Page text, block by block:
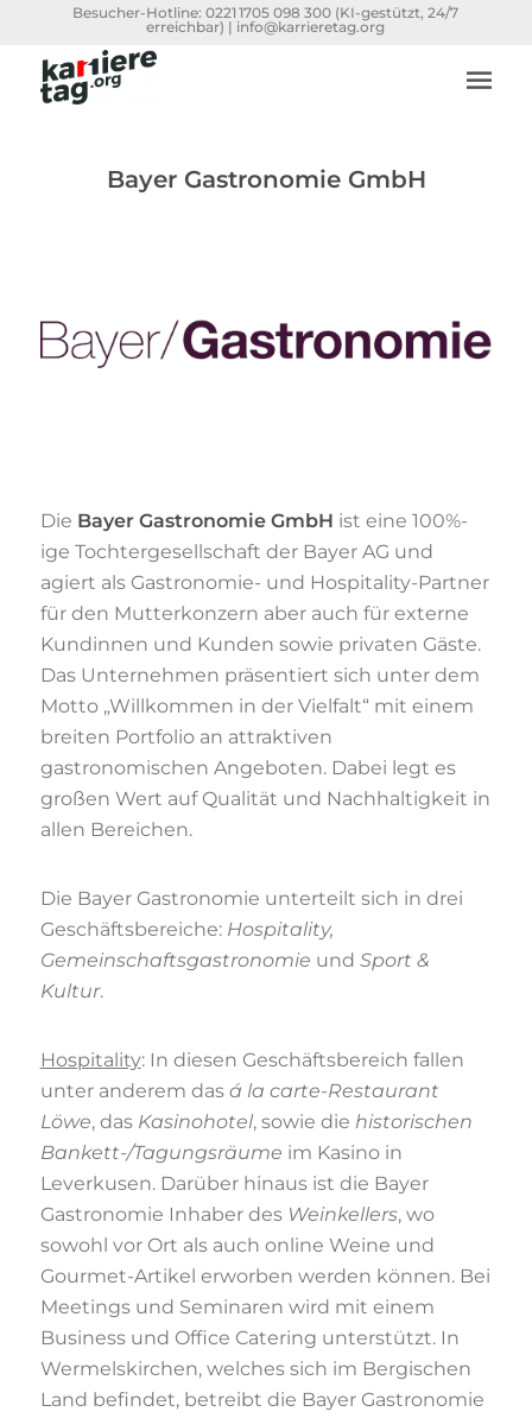
Besucher-Hotline:0221 1705 098 300 (KI-gestützt, 24/7
erreichbar) | info@karrieretag.org
Bayer Gastronomie GmbH
Die Bayer Gastronomie GmbH ist eine 100%-
ige Tochtergesellschaft der Bayer AG und
agiert als Gastronomie- und Hospitality-Partner
für den Mutterkonzern aber auch für externe
Kundinnen und Kunden sowie privaten Gäste.
Das Unternehmen präsentiert sich unter dem
Motto „Willkommen in der Vielfalt“ mit einem
breiten Portfolio an attraktiven
gastronomischen Angeboten. Dabei legt es
großen Wert auf Qualität und Nachhaltigkeit in
allen Bereichen.
Die Bayer Gastronomie unterteilt sich in drei
Geschäftsbereiche: Hospitality,
Gemeinschaftsgastronomie und Sport &
Kultur.
Hospitality: In diesen Geschäftsbereich fallen
unter anderem das á la carte-Restaurant
Löwe, das Kasinohotel, sowie die historischen
Bankett-/Tagungsräume im Kasino in
Leverkusen. Darüber hinaus ist die Bayer
Gastronomie Inhaber des Weinkellers, wo
sowohl vor Ort als auch online Weine und
Gourmet-Artikel erworben werden können. Bei
Meetings und Seminaren wird mit einem
Business und Office Catering unterstützt. In
Wermelskirchen, welches sich im Bergischen
Land befindet, betreibt die Bayer Gastronomie